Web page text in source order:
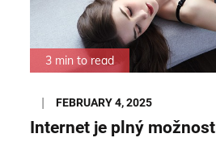
3 min to read
Posted
on
FEBRUARY 4, 2025
Internet je plný